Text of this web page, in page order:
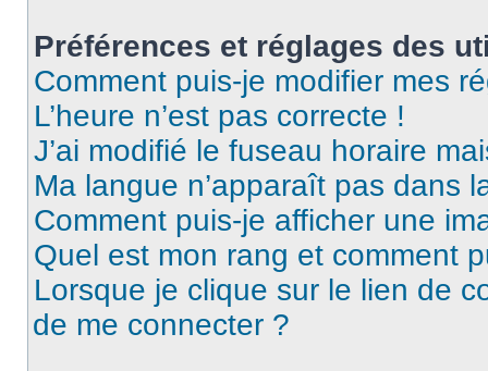
Préférences et réglages des
Comment puis-je modifier mes
L’heure n’est pas correcte !
J’ai modifié le fuseau horaire
Ma langue n’apparaît pas dans
Comment puis-je afficher une
Quel est mon rang et comment
Lorsque je clique sur le lien de
de me connecter ?